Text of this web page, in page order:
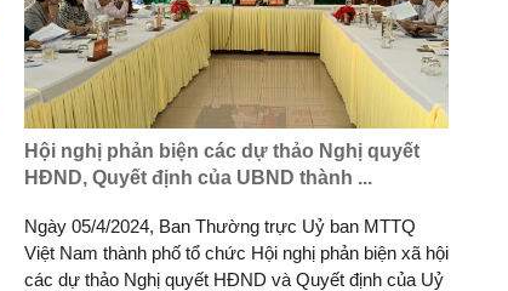
Hội nghị phản biện các dự thảo Nghị quyết
HĐND, Quyết định của UBND thành ...
Ngày 05/4/2024, Ban Thường trực Uỷ ban MTTQ
Việt Nam thành phố tổ chức Hội nghị phản biện xã hội
các dự thảo Nghị quyết HĐND và Quyết định của Uỷ